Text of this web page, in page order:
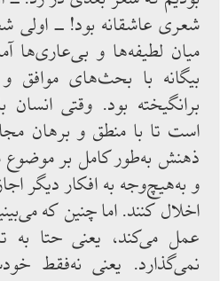
شعری عاشقانه‌ بود! ــ اولی
میان لطیفه‌ها و بی‌عاری‌ها
بیگانه با بحث‌های موافق
برانگیخته‌ بود. وقتی
است تا با منطق و برهان
ذهنش به‌طور کامل بر
و به‌هیچ‌وجه‌ به‌ افکار دیگر
اخلال‌ کنند. اما چنین‌ که
عمل می‌کند، یعنی حتا
نمی‌گذارد. یعنی ‌نه‌فقط